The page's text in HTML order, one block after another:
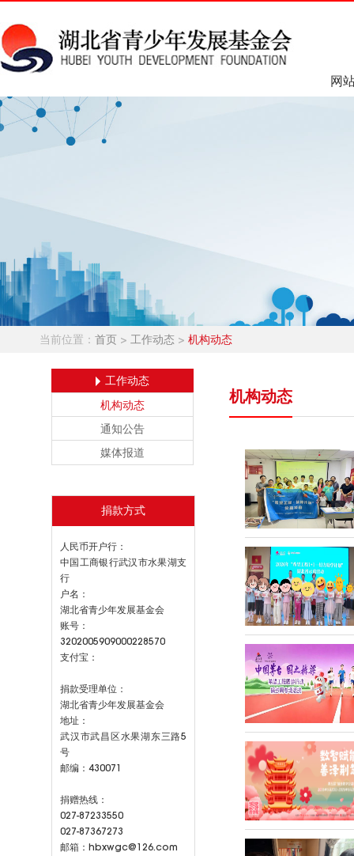
网
当前位置： 首页 > 工作动态 > 机构动态
工作动态
机构动态
通知公告
媒体报道
捐款方式
人民币开户行：
中国工商银行武汉市水果湖支
行
户名：
湖北省青少年发展基金会
账号：
3202005909000228570
支付宝：
捐款受理单位：
湖北省青少年发展基金会
地址：
武汉市武昌区水果湖东三路5
号
邮编：430071
捐赠热线：
027-87233550
027-87367273
邮箱：hbxwgc@126.com
机构动态